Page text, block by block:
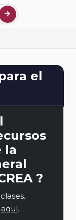
el
la
?
aquí.